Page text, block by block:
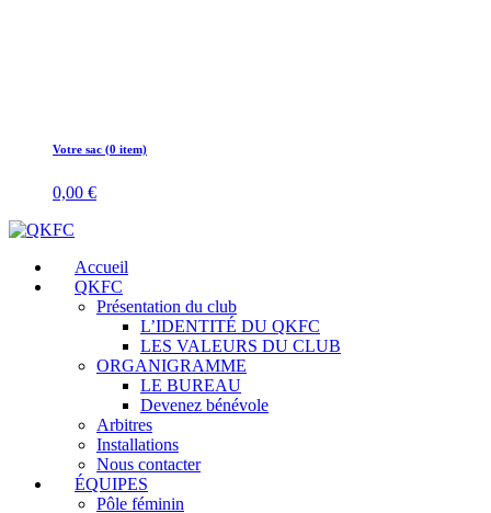
Votre sac (0 item)
0,00 €
Accueil
QKFC
Présentation du club
L’IDENTITÉ DU QKFC
LES VALEURS DU CLUB
ORGANIGRAMME
LE BUREAU
Devenez bénévole
Arbitres
Installations
Nous contacter
ÉQUIPES
Pôle féminin